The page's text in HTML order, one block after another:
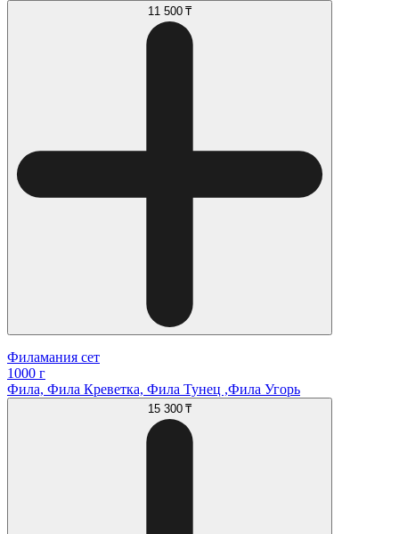
11 500 ₸
Филамания сет
1000 г
Фила, Фила Креветка, Фила Тунец ,Фила Угорь
15 300 ₸